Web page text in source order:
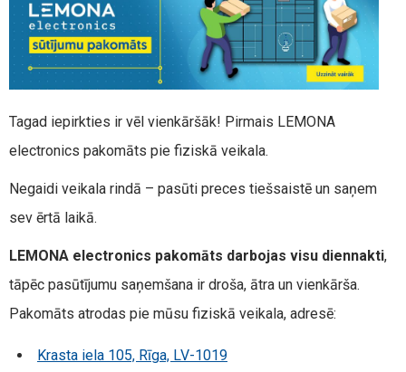
Tagad iepirkties ir vēl vienkāršāk! Pirmais LEMONA
electronics pakomāts pie fiziskā veikala.
Negaidi veikala rindā – pasūti preces tiešsaistē un saņem
sev ērtā laikā.
LEMONA electronics pakomāts darbojas visu diennakti,
tāpēc pasūtījumu saņemšana ir droša, ātra un vienkārša.
Pakomāts atrodas pie mūsu fiziskā veikala, adresē:
Krasta iela 105, Rīga, LV-1019